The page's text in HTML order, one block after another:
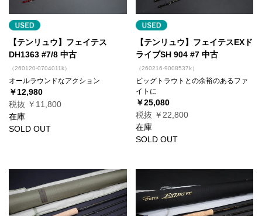
【テンリュウ】フェイテス
DH1363 #7/8 中古
（260120-0704011k）
オールラウンドなアクション
￥12,980
税抜 ￥11,800
在庫
SOLD OUT
【テンリュウ】フェイテスEXド
ライブSH 904 #7 中古
（260216-9008537k）
ビッグトラウトとの余裕のあるファ
イトに
￥25,080
税抜 ￥22,800
在庫
SOLD OUT